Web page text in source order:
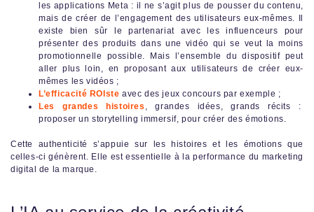
les applications Meta : il ne s’agit plus de pousser du contenu,
mais de créer de l’engagement des utilisateurs eux-mêmes. Il
existe bien sûr le partenariat avec les influenceurs pour
présenter des produits dans une vidéo qui se veut la moins
promotionnelle possible. Mais l’ensemble du dispositif peut
aller plus loin, en proposant aux utilisateurs de créer eux-
mêmes les vidéos ;
L’efficacité ROIste avec des jeux concours par exemple ;
Les grandes histoires
, grandes idées, grands récits :
proposer un storytelling immersif, pour créer des émotions.
Cette authenticité s’appuie sur les histoires et les émotions que
celles-ci génèrent. Elle est essentielle à la performance du marketing
digital de la marque.